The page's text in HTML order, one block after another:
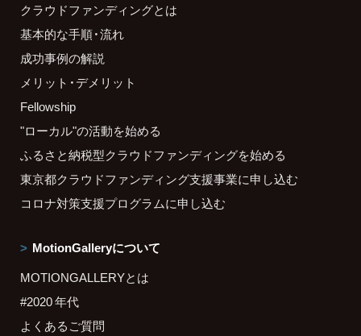
クラウドファンディングとは
基本的な手順・流れ
成功事例の解説
メリット・デメリット
Fellowship
"ローカル"の活動を始める
ふるさと納税型クラウドファンディングを始める
東京都クラウドファンディング支援事業に申し込む
コロナ対策支援プログラムに申し込む
MotionGalleryについて
MOTIONGALLERYとは
#2020 年代
よくあるご質問